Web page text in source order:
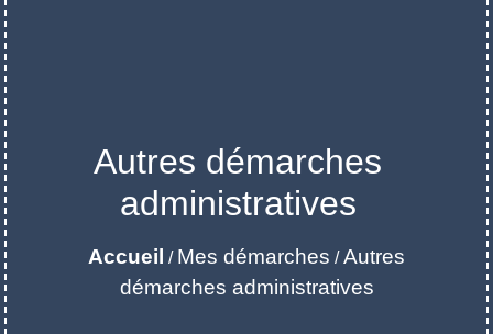
Autres démarches
administratives
Accueil / Mes démarches /Autres
démarches administratives